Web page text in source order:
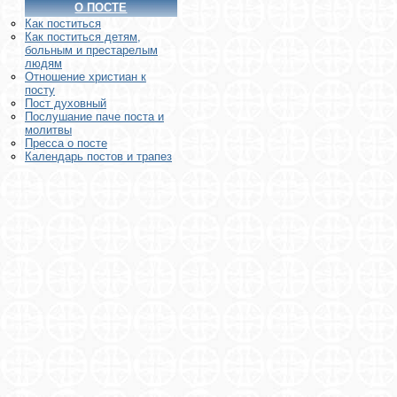
О ПОСТЕ
Как поститься
Как поститься детям,
больным и престарелым
людям
Отношение христиан к
посту
Пост духовный
Послушание паче поста и
молитвы
Пресса о посте
Календарь постов и трапез